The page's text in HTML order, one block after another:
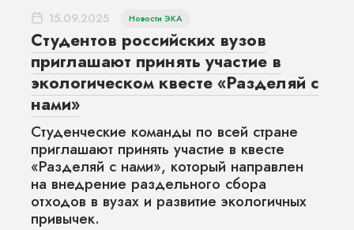
15.09.2025 Новости ЭКА
Студентов российских вузов
приглашают принять участие в
экологическом квесте «Разделяй с
нами»
Студенческие команды по всей стране
приглашают принять участие в квесте
«Разделяй с нами», который направлен
на внедрение раздельного сбора
отходов в вузах и развитие экологичных
привычек.